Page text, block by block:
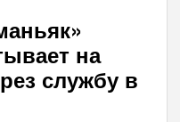
на
службу в